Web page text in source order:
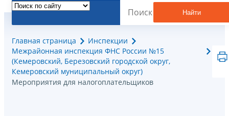
Найти
Главная страница
Инспекции
Межрайонная инспекция ФНС России №15
(Кемеровский, Березовский городской округ,
Кемеровский муниципальный округ)
Мероприятия для налогоплательщиков